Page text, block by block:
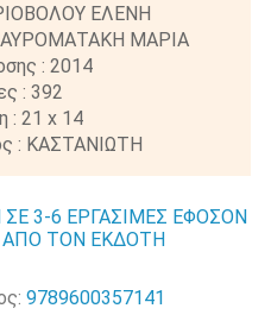
ΕΛΕΝΗ
ΜΑΡΙΑ
: 2014
: 392
: 21 x 14
: ΚΑΣΤΑΝΙΩΤΗ
3-6 ΕΡΓΑΣΙΜΕΣ ΕΦΟΣΟΝ
ΑΠΟ ΤΟΝ ΕΚΔΟΤΗ
9789600357141